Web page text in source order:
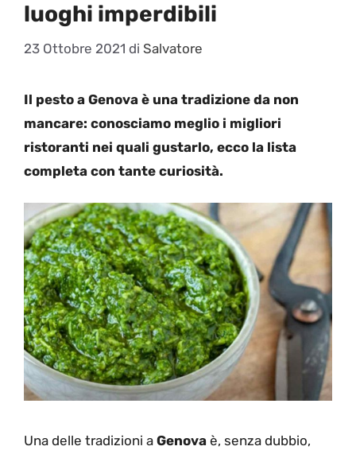
luoghi imperdibili
23 Ottobre 2021 di Salvatore
Il pesto a Genova è una tradizione da non
mancare: conosciamo meglio i migliori
ristoranti nei quali gustarlo, ecco la lista
completa con tante curiosità.
Una delle tradizioni a Genova è, senza dubbio,